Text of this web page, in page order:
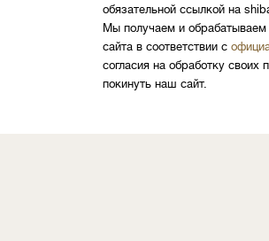
обязательной ссылкой на
Мы получаем и обрабатываем
сайта в соответствии с
согласия на обработку
покинуть наш сайт.